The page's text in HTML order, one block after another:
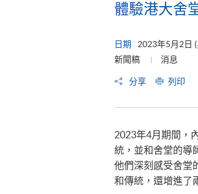
體驗港大舍
日期
2023年5月2日
新聞稿
消息
分享 列印
2023年4月期間，
統，並和舍堂的導
他們深刻感受舍堂
和傳統，還增進了